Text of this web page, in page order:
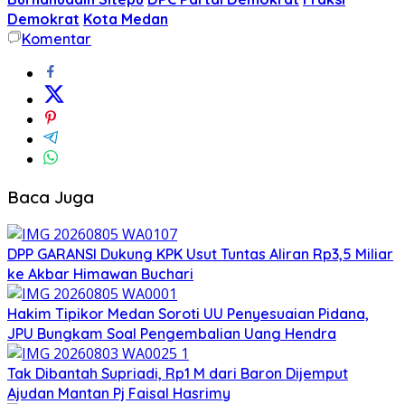
Demokrat Kota Medan
Komentar
Baca Juga
DPP GARANSI Dukung KPK Usut Tuntas Aliran Rp3,5 Miliar
ke Akbar Himawan Buchari
Hakim Tipikor Medan Soroti UU Penyesuaian Pidana,
JPU Bungkam Soal Pengembalian Uang Hendra
Tak Dibantah Supriadi, Rp1 M dari Baron Dijemput
Ajudan Mantan Pj Faisal Hasrimy